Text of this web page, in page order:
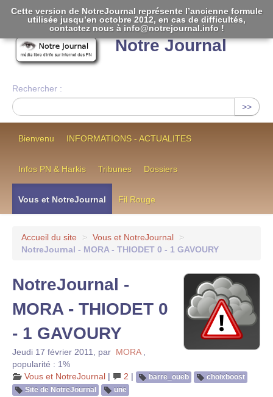
Notre Journal
Rechercher :
>>
Bienvenu INFORMATIONS - ACTUALITES
Infos PN & Harkis Tribunes Dossiers
Vous et NotreJournal Fil Rouge
Accueil du site > Vous et NotreJournal
>
NotreJournal - MORA - THIODET 0 - 1 GAVOURY
NotreJournal -
MORA - THIODET 0
- 1 GAVOURY
Jeudi 17 février 2011 par MORA
popularité : 1%
Vous et NotreJournal | 2 | barre_oueb
choixboost
Site de NotreJournal
une
Cette version de NotreJournal représente l’ancienne formule
utilisée jusqu’en octobre 2012, en cas de difficultés,
contactez nous à info@notrejournal.info !